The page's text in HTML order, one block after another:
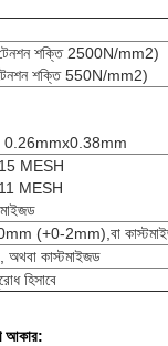
((টেনশন শক্তি 2500N/mm2)
শক্তি 550N/mm2)
0.26mmx0.38mm
MESH
MESH
(+0-2mm),বা
অথবা কাস্টমাইজড
হিসাবে
আকার: